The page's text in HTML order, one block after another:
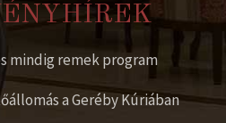
mindig remek program
a Geréby Kúriában